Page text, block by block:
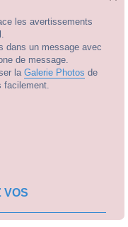
les avertissements
dans un message avec
de message.
la Galerie Photos de
facilement.
VOS